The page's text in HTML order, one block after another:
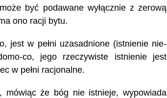
być podawane wyłącznie z zerową
ono racji bytu.
jest w pełni uzasadnione (istnienie nie-
co, jego rzeczywiste istnienie jest
w pełni racjonalne.
że bóg nie istnieje, wypowiada